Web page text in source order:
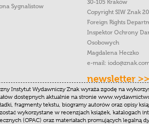
Sygnalistow
30-105 Kraków
Copyright SIW Znak
Foreign Rights
Inspektor Ochrony
Osobowych
Magdalena Heczko
e-mail:
newsletter >>
Instytut Wydawniczy Znak wyraża zgodę na
dostępnych aktualnie na stronie
fragmenty tekstu, biogramy autorów oraz opisy
wykorzystane w recenzjach książek, katalogach
(OPAC) oraz materiałach promujących legalną